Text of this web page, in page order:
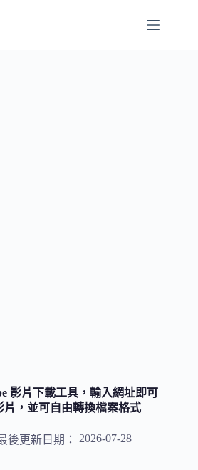
影片下載工具，輸入網址即可
，並可自由轉換檔案格式
後更新日期：
2026-07-28